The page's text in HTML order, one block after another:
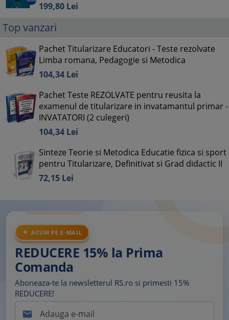
199,80 Lei
Top vanzari
Pachet Titularizare Educatori - Teste rezolvate
Limba romana, Pedagogie si Metodica
104,34 Lei
Pachet Teste REZOLVATE pentru reusita la
examenul de titularizare in invatamantul primar -
INVATATORI (2 culegeri)
104,34 Lei
Sinteze Teorie si Metodica Educatie fizica si sport
pentru Titularizare, Definitivat si Grad didactic II
72,15 Lei
ACUM PE E-MAIL
REDUCERE 15% la Prima
Comanda
Aboneaza-te la newsletterul RS.ro si primesti 15%
REDUCERE!
